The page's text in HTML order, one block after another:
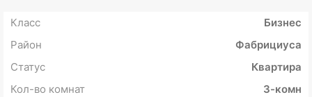
Класс
Бизнес
Район
Фабрициуса
Статус
Квартира
Кол-во комнат
3-комн